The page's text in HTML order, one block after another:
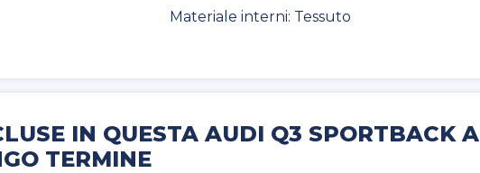
Materiale interni: Tessuto
IN QUESTA AUDI Q3 SPORTBACK A
TERMINE